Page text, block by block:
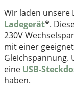
Wir laden unsere
Ladegerät*.
230V
mit einer
Gleichspannung.
eine USB-
haben.